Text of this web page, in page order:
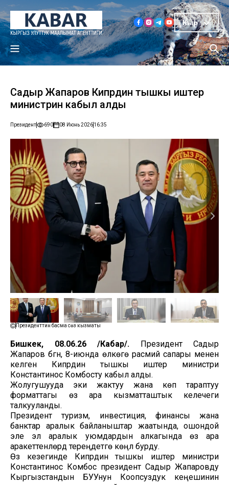
Кыр
Садыр Жапаров Кипрдин тышкы иштер
министрин кабыл алды
Президент 690 08 Июнь 202616:35
Президенттин басма сөз кызматы
Бишкек, 08.06.26 /Кабар/. Президент Садыр
Жапаров бүгүн, 8-июнда өлкөгө расмий сапары менен
келген Кипрдин тышкы иштер министри
Константинос Комбосту кабыл алды.
Жолугушууда эки жактуу жана көп тараптуу
форматтагы өз ара кызматташтык келечеги
талкууланды.
Президент туризм, инвестиция, финансы жана
банктар аралык байланыштар жаатында, ошондой
эле эл аралык уюмдардын алкагында өз ара
аракеттенүүлөрдү тереңдетүүгө көңүл бурду.
Өз кезегинде Кипрдин тышкы иштер министри
Константинос Комбос президент Садыр Жапаровду
Кыргызстандын БУУнун Коопсуздук кеңешинин